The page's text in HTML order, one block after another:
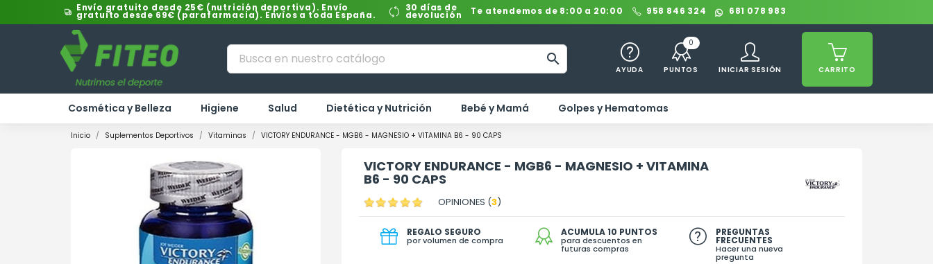
Envío gratuito desde 25€ (nutrición deportiva). Envío
gratuito desde 69€ (parafarmacia). Envíos a toda España.
30 días de
devolución Te atendemos de 8:00 a 20:00 958 846 324 681 078 983

AYUDA
0
PUNTOS INICIAR SESIÓN CARRITO
Cosmética y Belleza Higiene Salud Dietética y Nutrición Bebé y Mamá Golpes y Hematomas
Inicio Suplementos Deportivos Vitaminas VICTORY ENDURANCE - MGB6 - MAGNESIO + VITAMINA B6 - 90 CAPS
VICTORY ENDURANCE - MGB6 - MAGNESIO + VITAMINA
B6 - 90 CAPS
OPINIONES (3)
REGALO SEGURO
por volumen de compra
ACUMULA 10 PUNTOS
para descuentos en
futuras compras
PREGUNTAS
FRECUENTES
Hacer una nueva
pregunta